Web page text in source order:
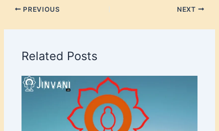
PREVIOUS NEXT
Related Posts